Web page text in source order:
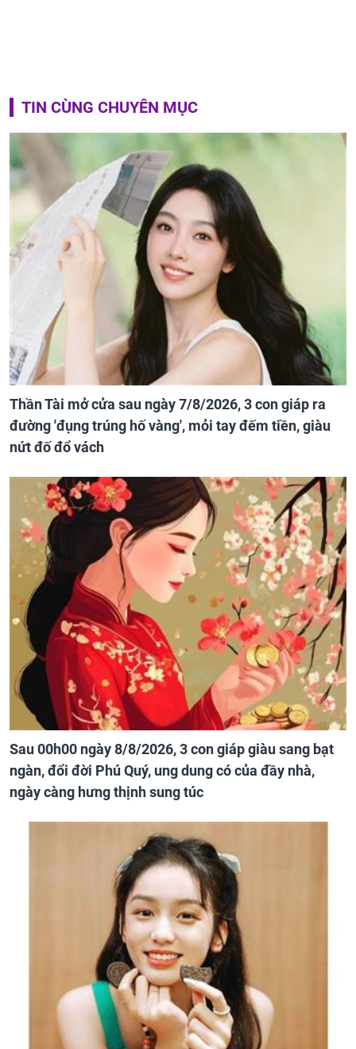
TIN CÙNG CHUYÊN MỤC
Thần Tài mở cửa sau ngày 7/8/2026, 3 con giáp ra
đường 'đụng trúng hố vàng', mỏi tay đếm tiền, giàu
nứt đố đổ vách
Sau 00h00 ngày 8/8/2026, 3 con giáp giàu sang bạt
ngàn, đổi đời Phú Quý, ung dung có của đầy nhà,
ngày càng hưng thịnh sung túc